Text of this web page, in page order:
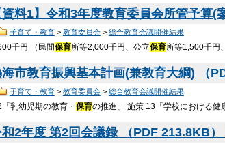
資料1】令和3年度教育委員会所管予算
子育て・教育> 教育委員会> 総合教育会議開催結果
千円 （⺠間保育所等2,000千円、公⽴保育所等1,500千円
市教育振興基本計画(兼教育大綱) （
子育て・教育> 教育委員会> 総合教育会議開催結果
「乳幼児期の教育・保育の推進」 施策 13「学校における
2年度 第2回会議録 （PDF 213.8KB）